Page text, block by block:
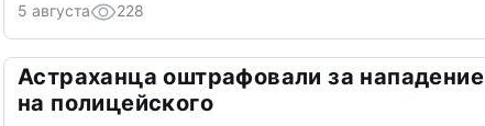
5 августа 228
Астраханца оштрафовали за нападение
на полицейского